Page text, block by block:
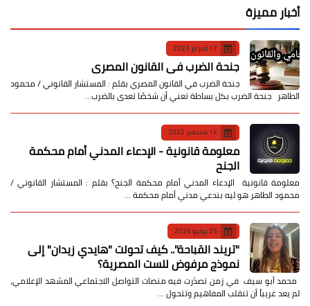
أخبار مميزة
17 فبراير 2023
جنحة الضرب في القانون المصري
جنحة الضرب في القانون المصري بقلم : المستشار القانوني / محمود
الطاهر جنحة الضرب بكل بساطة تعني أن شخصًا تعدى بالضرب…
14 سبتمبر 2022
معلومة قانونية - الإدعاء المدني أمام محكمة
الجنح
معلومة قانونية الإدعاء المدني أمام محكمة الجنح؟ بقلم : المستشار القانوني /
محمود الطاهر هو ليه بندعي مدني أمام محكمة …
25 يوليو 2026
​"تريند القباحة".. كيف تحولت "هايدي زيدان" إلى
نموذج مرفوض للست المصرية؟
​ محمد أبو سيف ​في زمن تصدّرت فيه منصات التواصل الاجتماعي المشهد الإعلامي،
لم يعد غريباً أن تنقلب المفاهيم وتتحول …